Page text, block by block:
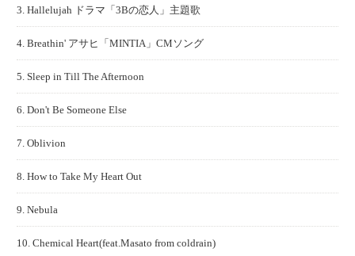
3. Hallelujah ドラマ「3Bの恋人」主題歌
4. Breathin' アサヒ「MINTIA」CMソング
5. Sleep in Till The Afternoon
6. Don't Be Someone Else
7. Oblivion
8. How to Take My Heart Out
9. Nebula
10. Chemical Heart(feat.Masato from coldrain)